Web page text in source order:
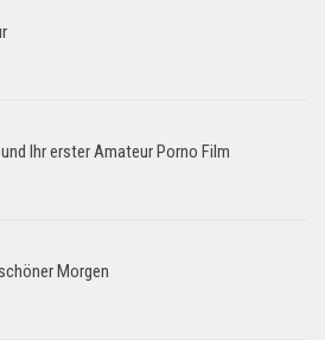
Ihr erster Amateur Porno Film
Morgen